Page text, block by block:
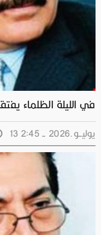
في الليلة الظلماء
13 يوليــو.2026 - 2:45